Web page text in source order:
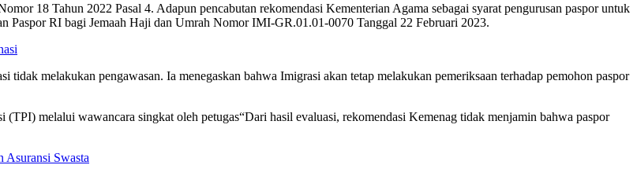
18 Tahun 2022 Pasal 4. Adapun pencabutan rekomendasi Kementerian Agama sebagai syarat pengurusan paspor untuk
Paspor RI bagi Jemaah Haji dan Umrah Nomor IMI-GR.01.01-0070 Tanggal 22 Februari 2023.
melakukan pengawasan. Ia menegaskan bahwa Imigrasi akan tetap melakukan pemeriksaan terhadap pemohon paspor
melalui wawancara singkat oleh petugas“Dari hasil evaluasi, rekomendasi Kemenag tidak menjamin bahwa paspor
Swasta